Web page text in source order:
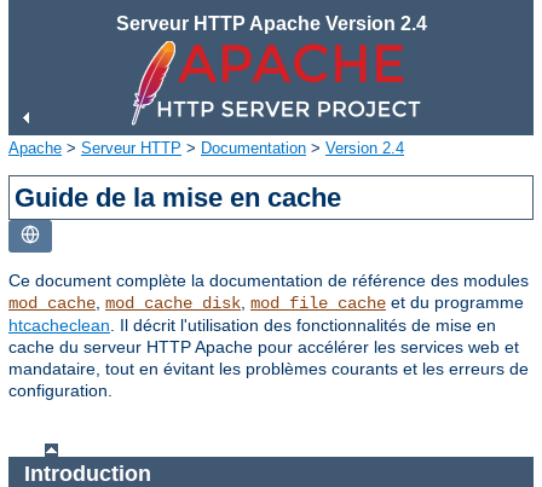
Serveur HTTP Apache Version 2.4
Apache > Serveur HTTP > Documentation > Version 2.4
Guide de la mise en cache
Ce document complète la documentation de référence des modules
mod_cache mod_cache_disk mod_file_cache et du programme
htcacheclean . Il décrit l'utilisation des fonctionnalités de mise en
cache du serveur HTTP Apache pour accélérer les services web et
mandataire, tout en évitant les problèmes courants et les erreurs de
configuration.
Introduction